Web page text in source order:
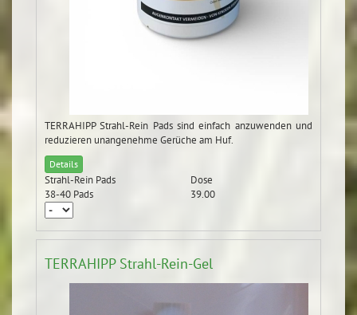
TERRAHIPP Strahl-Rein Pads sind einfach anzuwenden und
reduzieren unangenehme Gerüche am Huf.
Details
Strahl-Rein Pads
Dose
38-40 Pads
39.00
TERRAHIPP Strahl-Rein-Gel